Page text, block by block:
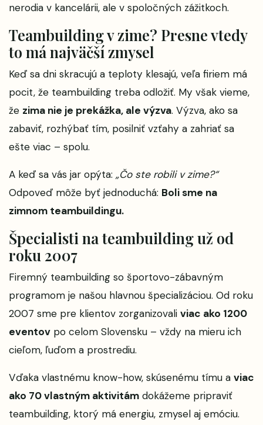
nerodia v kancelárii, ale v spoločných zážitkoch.
Teambuilding v zime? Presne vtedy
to má najväčší zmysel
Keď sa dni skracujú a teploty klesajú, veľa firiem má
pocit, že teambuilding treba odložiť. My však vieme,
že zima nie je prekážka, ale výzva. Výzva, ako sa
zabaviť, rozhýbať tím, posilniť vzťahy a zahriať sa
ešte viac – spolu.
A keď sa vás jar opýta: „Čo ste robili v zime?“
Odpoveď môže byť jednoduchá: Boli sme na
zimnom teambuildingu.
Špecialisti na teambuilding už od
roku 2007
Firemný teambuilding so športovo-zábavným
programom je našou hlavnou špecializáciou. Od roku
2007 sme pre klientov zorganizovali viac ako 1200
eventov po celom Slovensku – vždy na mieru ich
cieľom, ľuďom a prostrediu.
Vďaka vlastnému know-how, skúsenému tímu a viac
ako 70 vlastným aktivitám dokážeme pripraviť
teambuilding, ktorý má energiu, zmysel aj emóciu.